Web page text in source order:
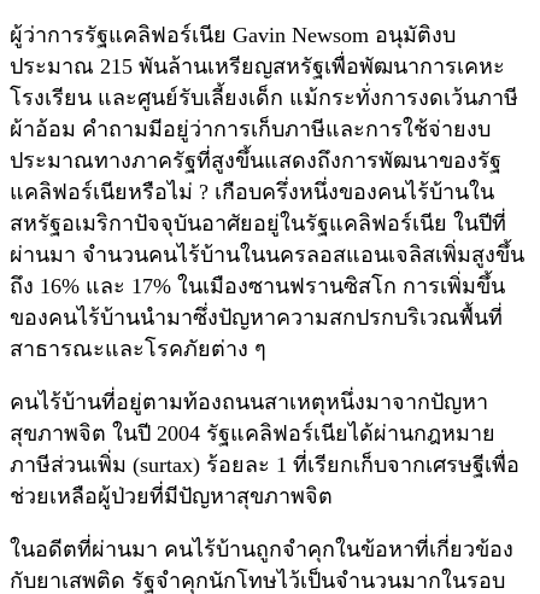
ผู้ว่าการรัฐแคลิฟอร์เนีย Gavin Newsom อนุมัติงบ
ประมาณ 215 พันล้านเหรียญสหรัฐเพื่อพัฒนาการเคหะ
โรงเรียน และศูนย์รับเลี้ยงเด็ก แม้กระทั่งการงดเว้นภาษี
ผ้าอ้อม คำถามมีอยู่ว่าการเก็บภาษีและการใช้จ่ายงบ
ประมาณทางภาครัฐที่สูงขึ้นแสดงถึงการพัฒนาของรัฐ
แคลิฟอร์เนียหรือไม่ ? เกือบครึ่งหนึ่งของคนไร้บ้านใน
สหรัฐอเมริกาปัจจุบันอาศัยอยู่ในรัฐแคลิฟอร์เนีย ในปีที่
ผ่านมา จำนวนคนไร้บ้านในนครลอสแอนเจลิสเพิ่มสูงขึ้น
ถึง 16% และ 17% ในเมืองซานฟรานซิสโก การเพิ่มขึ้น
ของคนไร้บ้านนำมาซึ่งปัญหาความสกปรกบริเวณพื้นที่
สาธารณะและโรคภัยต่าง ๆ
คนไร้บ้านที่อยู่ตามท้องถนนสาเหตุหนึ่งมาจากปัญหา
สุขภาพจิต ในปี 2004 รัฐแคลิฟอร์เนียได้ผ่านกฎหมาย
ภาษีส่วนเพิ่ม (surtax) ร้อยละ 1 ที่เรียกเก็บจากเศรษฐีเพื่อ
ช่วยเหลือผู้ป่วยที่มีปัญหาสุขภาพจิต
ในอดีตที่ผ่านมา คนไร้บ้านถูกจำคุกในข้อหาที่เกี่ยวข้อง
กับยาเสพติด รัฐจำคุกนักโทษไว้เป็นจำนวนมากในรอบ